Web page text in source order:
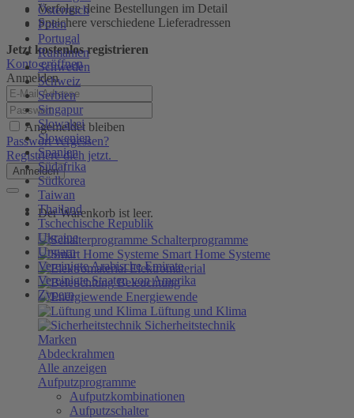
Österreich
Polen
Portugal
Rumänien
Schweden
Schweiz
Serbien
Singapur
Slowakei
Slowenien
Spanien
Südafrika
Südkorea
Taiwan
Thailand
Tschechische Republik
Ukraine
Ungarn
Vereinigte Arabische Emirate
Vereinigte Staaten von Amerika
Zypern
Verfolge deine Bestellungen im Detail
Speichere verschiedene Lieferadressen
Jetzt kostenlos registrieren
Konto eröffnen
Anmelden
Angemeldet bleiben
Passwort vergessen?
Registriere dich jetzt.
Anmelden
Der Warenkorb ist leer.
Schalterprogramme
Smart Home Systeme
Elektromaterial
Beleuchtung
Energiewende
Lüftung und Klima
Sicherheitstechnik
Marken
Abdeckrahmen
Alle anzeigen
Aufputzprogramme
Aufputzkombinationen
Aufputzschalter